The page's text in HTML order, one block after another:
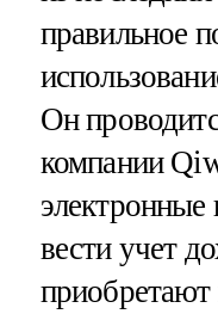
правильное
Он
компании
электронные
вести учет
приобретают